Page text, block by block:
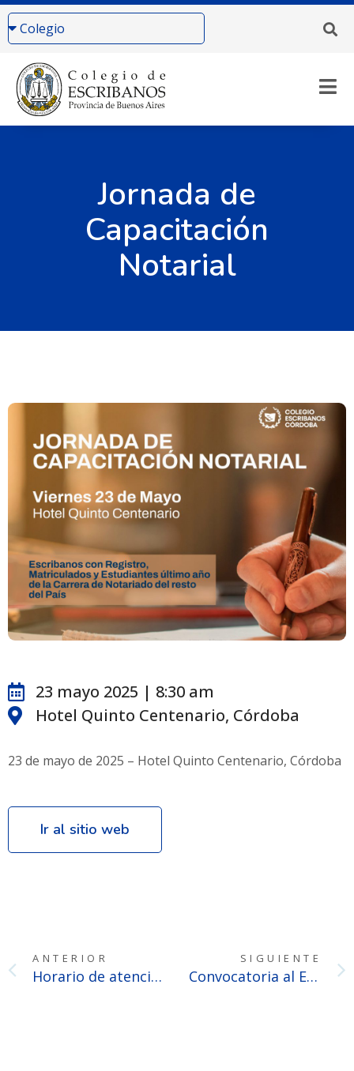
Jornada de
Capacitación
Notarial
23 mayo 2025 | 8:30 am
Hotel Quinto Centenario, Córdoba
23 de mayo de 2025 – Hotel Quinto Centenario, Córdoba
Ir al sitio web
ANTERIOR
Horario de atención del CFNA durante enero
SIGUIENTE
Convocatoria al Encuentro Regional del Notariado Novel – Zona NEA